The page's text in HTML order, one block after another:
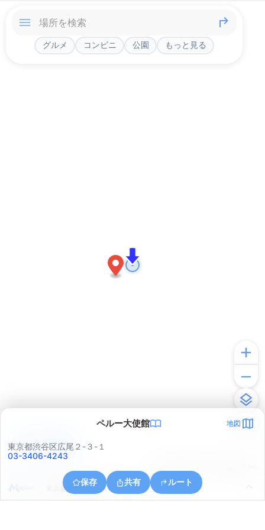
グルメ コンビニ 公園 もっと見る
ペルー大使館 地図
東京都渋谷区広尾２-３-１
03-3406-4243
保存 共有 ルート
東京都港区六本木５丁目４
アプリで見る